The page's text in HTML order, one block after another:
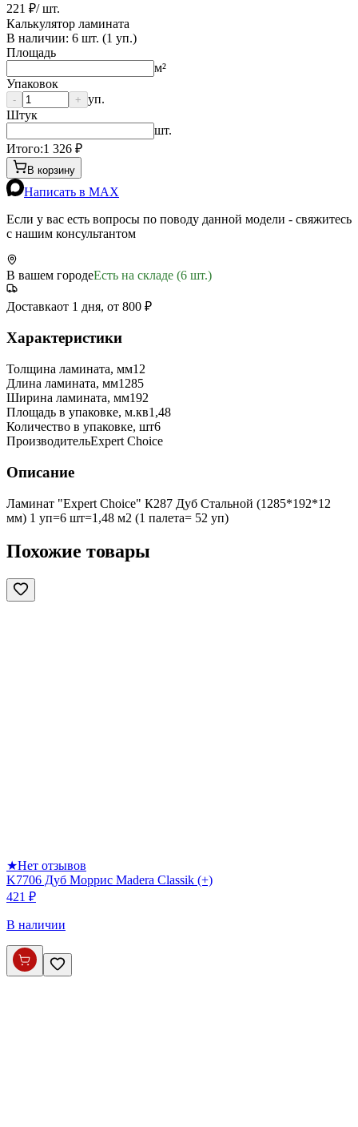
221 ₽/ шт.
Калькулятор ламината
В наличии: 6 шт. (1 уп.)
Площадь
м²
Упаковок
- + уп.
Штук
шт.
Итого:1 326 ₽
В корзину
Написать в MAX
Если у вас есть вопросы по поводу данной модели - свяжитесь
с нашим консультантом
В вашем городеЕсть на складе (6 шт.)
Доставкаот 1 дня, от 800 ₽
Характеристики
Толщина ламината, мм12
Длина ламината, мм1285
Ширина ламината, мм192
Площадь в упаковке, м.кв1,48
Количество в упаковке, шт6
ПроизводительExpert Choice
Описание
Ламинат "Expert Choice" К287 Дуб Стальной (1285*192*12
мм) 1 уп=6 шт=1,48 м2 (1 палета= 52 уп)
Похожие товары
★Нет отзывов
K7706 Дуб Моррис Madera Classik (+)
421 ₽
В наличии